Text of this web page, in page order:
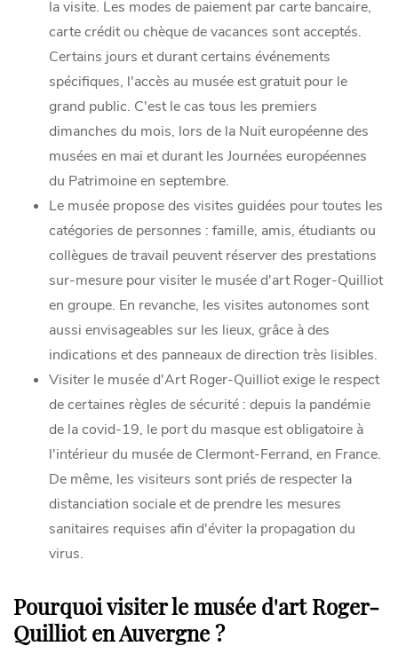
la visite. Les modes de paiement par carte bancaire,
carte crédit ou chèque de vacances sont acceptés.
Certains jours et durant certains événements
spécifiques, l'accès au musée est gratuit pour le
grand public. C'est le cas tous les premiers
dimanches du mois, lors de la Nuit européenne des
musées en mai et durant les Journées européennes
du Patrimoine en septembre.
Le musée propose des visites guidées pour toutes les
catégories de personnes : famille, amis, étudiants ou
collègues de travail peuvent réserver des prestations
sur-mesure pour visiter le musée d'art Roger-Quilliot
en groupe. En revanche, les visites autonomes sont
aussi envisageables sur les lieux, grâce à des
indications et des panneaux de direction très lisibles.
Visiter le musée d'Art Roger-Quilliot exige le respect
de certaines règles de sécurité : depuis la pandémie
de la covid-19, le port du masque est obligatoire à
l'intérieur du musée de Clermont-Ferrand, en France.
De même, les visiteurs sont priés de respecter la
distanciation sociale et de prendre les mesures
sanitaires requises afin d'éviter la propagation du
virus.
Pourquoi visiter le musée d'art Roger-
Quilliot en Auvergne ?